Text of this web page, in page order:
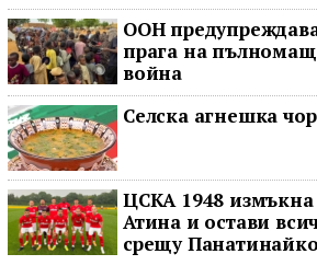
ООН
прага на
война
Селска агнешка
ЦСКА 1948
Атина и остави
срещу